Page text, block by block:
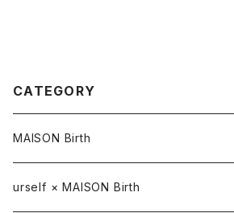
CATEGORY
MAISON Birth
CAP / キャップ
urself × MAISON Birth